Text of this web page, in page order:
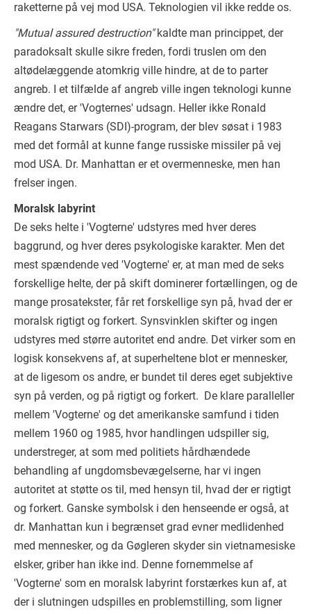
raketterne på vej mod USA. Teknologien vil ikke redde os.
"Mutual assured destruction"kaldte man princippet, der
paradoksalt skulle sikre freden, fordi truslen om den
altødelæggende atomkrig ville hindre, at de to parter
angreb. I et tilfælde af angreb ville ingen teknologi kunne
ændre det, er 'Vogternes' udsagn. Heller ikke Ronald
Reagans Starwars (SDI)-program, der blev søsat i 1983
med det formål at kunne fange russiske missiler på vej
mod USA. Dr. Manhattan er et overmenneske, men han
frelser ingen.
Moralsk labyrint
De seks helte i 'Vogterne' udstyres med hver deres
baggrund, og hver deres psykologiske karakter. Men det
mest spændende ved 'Vogterne' er, at man med de seks
forskellige helte, der på skift dominerer fortællingen, og de
mange prosatekster, får ret forskellige syn på, hvad der er
moralsk rigtigt og forkert. Synsvinklen skifter og ingen
udstyres med større autoritet end andre. Det virker som en
logisk konsekvens af, at superheltene blot er mennesker,
at de ligesom os andre, er bundet til deres eget subjektive
syn på verden, og på rigtigt og forkert. De klare paralleller
mellem 'Vogterne' og det amerikanske samfund i tiden
mellem 1960 og 1985, hvor handlingen udspiller sig,
understreger, at som med politiets hårdhændede
behandling af ungdomsbevægelserne, har vi ingen
autoritet at støtte os til, med hensyn til, hvad der er rigtigt
og forkert. Ganske symbolsk i den henseende er også, at
dr. Manhattan kun i begrænset grad evner medlidenhed
med mennesker, og da Gøgleren skyder sin vietnamesiske
elsker, griber han ikke ind. Denne fornemmelse af
'Vogterne' som en moralsk labyrint forstærkes kun af, at
der i slutningen udspilles en problemstilling, som ligner